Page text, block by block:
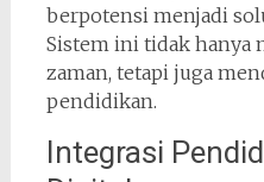
berpotensi menjadi
Sistem ini tidak hanya
zaman, tetapi juga
pendidikan.
Integrasi